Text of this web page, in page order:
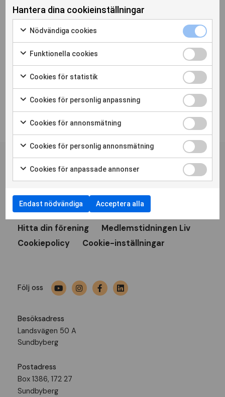
genomförbarhet och kostnadseffektivitet
samt stor nytta för Personskadeförbundet
RTPs medlemmar. En tydlig och
genomgående brukarmedverkan
premierades vid bedömningen av studierna.
Läs merom årets utdelning
Information om hur du söker medel finns
här.
Personskadeförbundet RTPs
nyhetsbrev
Bli medlem Press
Nyheter
Hitta din förening
Medlemstidningen Liv
Cookiepolicy
Cookie-inställningar
Följ oss
Besöksadress
Landsvägen 50 A
Sundbyberg
Postadress
Box 1386, 172 27
Sundbyberg
Hantera dina cookieinställningar
Nödvändiga cookies
Funktionella cookies
Cookies för statistik
Cookies för personlig anpassning
Cookies för annonsmätning
Cookies för personlig annonsmätning
Cookies för anpassade annonser
Endast nödvändiga Acceptera alla